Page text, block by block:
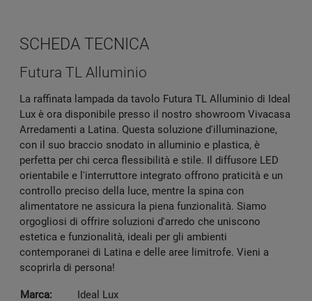
SCHEDA TECNICA
Futura TL Alluminio
La raffinata lampada da tavolo Futura TL Alluminio di Ideal
Lux è ora disponibile presso il nostro showroom Vivacasa
Arredamenti a Latina. Questa soluzione d'illuminazione,
con il suo braccio snodato in alluminio e plastica, è
perfetta per chi cerca flessibilità e stile. Il diffusore LED
orientabile e l'interruttore integrato offrono praticità e un
controllo preciso della luce, mentre la spina con
alimentatore ne assicura la piena funzionalità. Siamo
orgogliosi di offrire soluzioni d'arredo che uniscono
estetica e funzionalità, ideali per gli ambienti
contemporanei di Latina e delle aree limitrofe. Vieni a
scoprirla di persona!
Marca: Ideal Lux